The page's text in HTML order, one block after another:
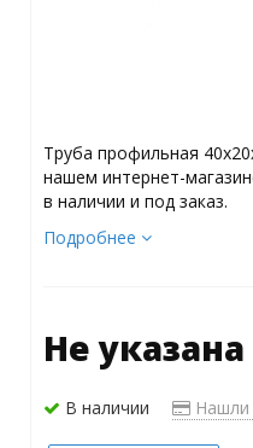
Труба профильная
нашем интернет-
в наличии и под заказ.
Подробнее
Не указана
В наличии Нашли